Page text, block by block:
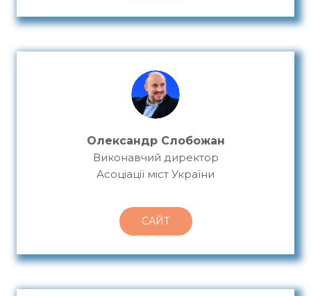
Олександр Слобожан
Виконавчий директор
Асоціації міст України
САЙТ